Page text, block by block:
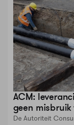
ACM:
geen
De Autoriteit